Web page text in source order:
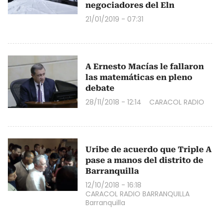
negociadores del Eln
21/01/2019 - 07:31
A Ernesto Macías le fallaron
las matemáticas en pleno
debate
28/11/2018 - 12:14 CARACOL RADIO
Uribe de acuerdo que Triple A
pase a manos del distrito de
Barranquilla
12/10/2018 - 16:18
CARACOL RADIO BARRANQUILLA
Barranquilla